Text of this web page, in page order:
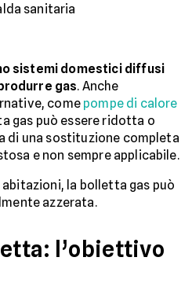
sanitaria
sistemi domestici diffusi
gas. Anche
come pompe di calore
gas può essere ridotta o
di una sostituzione completa
e non sempre applicabile.
la bolletta gas può
azzerata.
l’obiettivo